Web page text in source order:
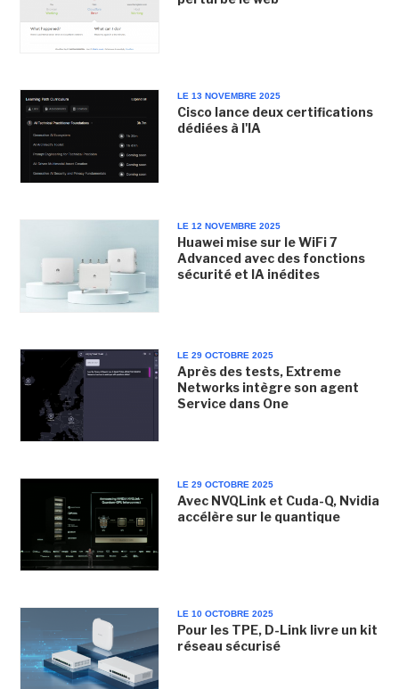
LE 13 NOVEMBRE 2025
Cisco lance deux certifications
dédiées à l'IA
LE 12 NOVEMBRE 2025
Huawei mise sur le WiFi 7
Advanced avec des fonctions
sécurité et IA inédites
LE 29 OCTOBRE 2025
Après des tests, Extreme
Networks intègre son agent
Service dans One
LE 29 OCTOBRE 2025
Avec NVQLink et Cuda-Q, Nvidia
accélère sur le quantique
LE 10 OCTOBRE 2025
Pour les TPE, D-Link livre un kit
réseau sécurisé